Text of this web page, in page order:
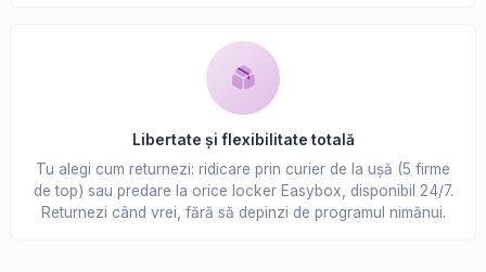
Libertate și flexibilitate totală
Tu alegi cum returnezi: ridicare prin curier de la ușă (5 firme
de top) sau predare la orice locker Easybox, disponibil 24/7.
Returnezi când vrei, fără să depinzi de programul nimănui.